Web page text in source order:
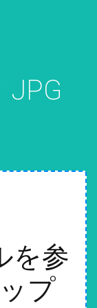
JPG
を参
プ